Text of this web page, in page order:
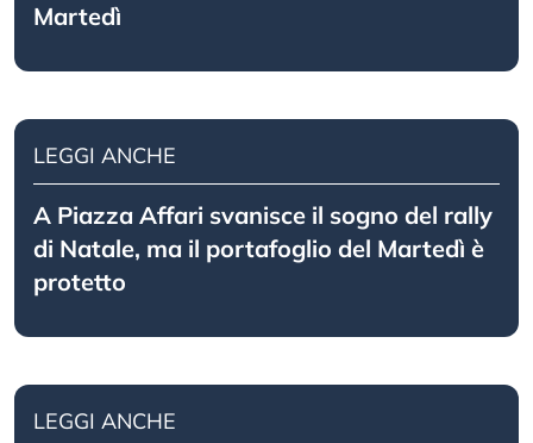
Martedì
LEGGI ANCHE
A Piazza Affari svanisce il sogno del rally
di Natale, ma il portafoglio del Martedì è
protetto
LEGGI ANCHE